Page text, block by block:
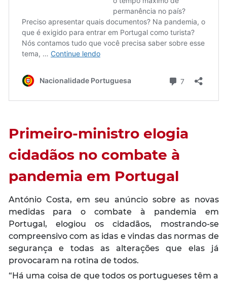
Primeiro-ministro elogia
cidadãos no combate à
pandemia em Portugal
António Costa, em seu anúncio sobre as novas
medidas para o combate à pandemia em
Portugal, elogiou os cidadãos, mostrando-se
compreensivo com as idas e vindas das normas de
segurança e todas as alterações que elas já
provocaram na rotina de todos.
“Há uma coisa de que todos os portugueses têm a